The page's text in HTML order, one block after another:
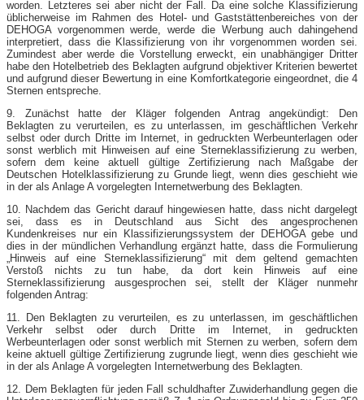
worden. Letzteres sei aber nicht der Fall. Da eine solche Klassifizierung
üblicherweise im Rahmen des Hotel- und Gaststättenbereiches von der
DEHOGA vorgenommen werde, werde die Werbung auch dahingehend
interpretiert, dass die Klassifizierung von ihr vorgenommen worden sei.
Zumindest aber werde die Vorstellung erweckt, ein unabhängiger Dritter
habe den Hotelbetrieb des Beklagten aufgrund objektiver Kriterien bewertet
und aufgrund dieser Bewertung in eine Komfortkategorie eingeordnet, die 4
Sternen entspreche.
9. Zunächst hatte der Kläger folgenden Antrag angekündigt: Den
Beklagten zu verurteilen, es zu unterlassen, im geschäftlichen Verkehr
selbst oder durch Dritte im Internet, in gedruckten Werbeunterlagen oder
sonst werblich mit Hinweisen auf eine Sterneklassifizierung zu werben,
sofern dem keine aktuell gültige Zertifizierung nach Maßgabe der
Deutschen Hotelklassifizierung zu Grunde liegt, wenn dies geschieht wie
in der als Anlage A vorgelegten Internetwerbung des Beklagten.
10. Nachdem das Gericht darauf hingewiesen hatte, dass nicht dargelegt
sei, dass es in Deutschland aus Sicht des angesprochenen
Kundenkreises nur ein Klassifizierungssystem der DEHOGA gebe und
dies in der mündlichen Verhandlung ergänzt hatte, dass die Formulierung
„Hinweis auf eine Sterneklassifizierung“ mit dem geltend gemachten
Verstoß nichts zu tun habe, da dort kein Hinweis auf eine
Sterneklassifizierung ausgesprochen sei, stellt der Kläger nunmehr
folgenden Antrag:
11. Den Beklagten zu verurteilen, es zu unterlassen, im geschäftlichen
Verkehr selbst oder durch Dritte im Internet, in gedruckten
Werbeunterlagen oder sonst werblich mit Sternen zu werben, sofern dem
keine aktuell gültige Zertifizierung zugrunde liegt, wenn dies geschieht wie
in der als Anlage A vorgelegten Internetwerbung des Beklagten.
12. Dem Beklagten für jeden Fall schuldhafter Zuwiderhandlung gegen die